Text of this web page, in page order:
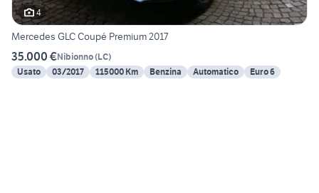
4
Mercedes GLC Coupé Premium 2017
35.000 €Nibionno(LC)
Usato
03/2017 115000 Km Benzina Automatico Euro 6